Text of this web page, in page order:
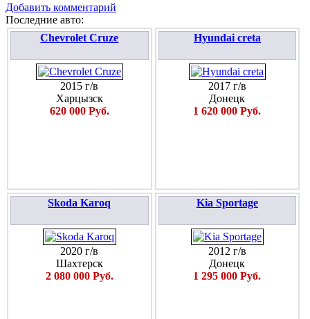
Добавить комментарий
Последние авто:
Chevrolet Cruze
2015 г/в
Харцызск
620 000 Руб.
Hyundai creta
2017 г/в
Донецк
1 620 000 Руб.
Skoda Karoq
2020 г/в
Шахтерск
2 080 000 Руб.
Kia Sportage
2012 г/в
Донецк
1 295 000 Руб.